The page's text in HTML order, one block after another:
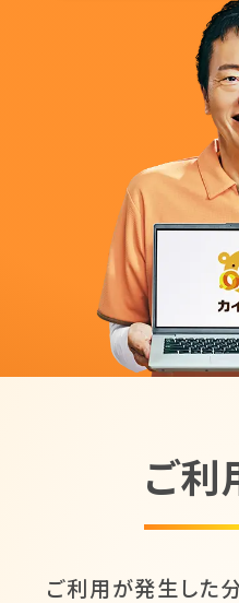
ご利
ご利用が発生した